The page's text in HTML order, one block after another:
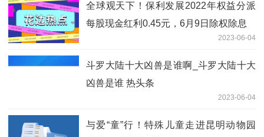
全球观天下！保利发展2022年权益分派
每股现金红利0.45元，6月9日除权除息
2023-06-04
斗罗大陆十大凶兽是谁啊_斗罗大陆十大
凶兽是谁 热头条
2023-06-04
与爱“童”行！特殊儿童走进昆明动物园